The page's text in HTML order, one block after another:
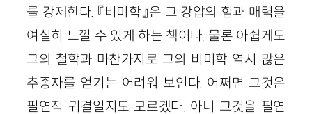
를 강제한다. 『비미학』은 그 강압의 힘과 매력을
여실히 느낄 수 있게 하는 책이다. 물론 아쉽게도
그의 철학과 마찬가지로 그의 비미학 역시 많은
추종자를 얻기는 어려워 보인다. 어쩌면 그것은
필연적 귀결일지도 모르겠다. 아니 그것을 필연